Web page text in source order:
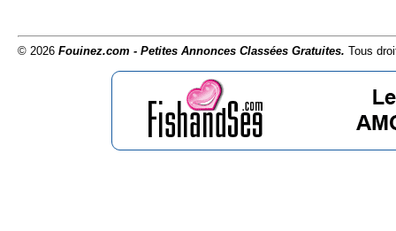
© 2026 Fouinez.com - Petites Annonces Classées Gratuites. Tous